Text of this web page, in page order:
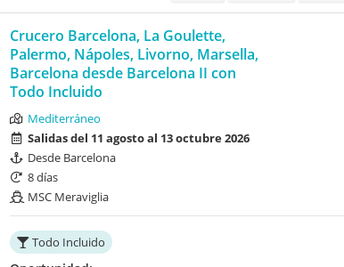
Crucero Barcelona, La Goulette,
Palermo, Nápoles, Livorno, Marsella,
Barcelona desde Barcelona II con
Todo Incluido
Mediterráneo
Salidas del 11 agosto al 13 octubre 2026
Desde Barcelona
8 días
MSC Meraviglia
Todo Incluido